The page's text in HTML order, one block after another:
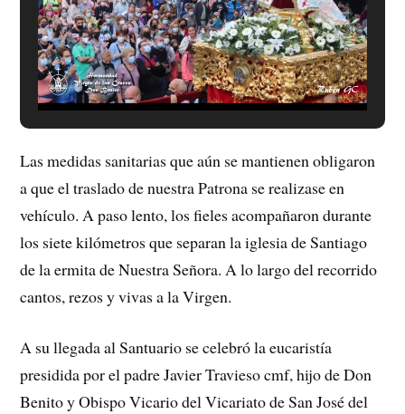
Las medidas sanitarias que aún se mantienen obligaron
a que el traslado de nuestra Patrona se realizase en
vehículo. A paso lento, los fieles acompañaron durante
los siete kilómetros que separan la iglesia de Santiago
de la ermita de Nuestra Señora. A lo largo del recorrido
cantos, rezos y vivas a la Virgen.
A su llegada al Santuario se celebró la eucaristía
presidida por el padre Javier Travieso cmf, hijo de Don
Benito y Obispo Vicario del Vicariato de San José del